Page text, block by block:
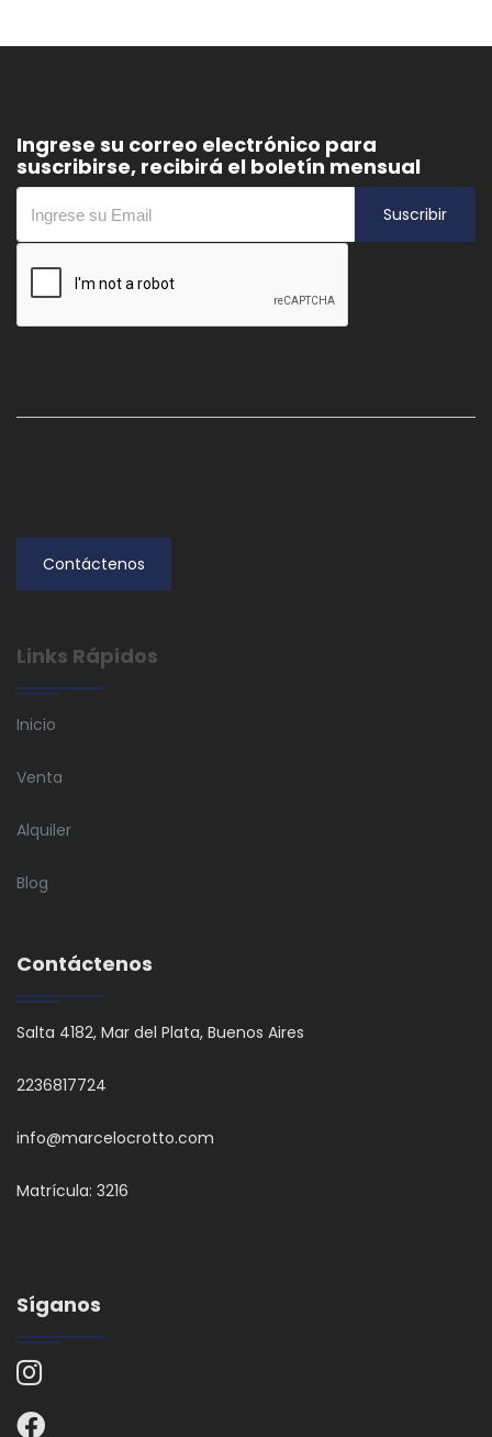
Ingrese su correo electrónico para
suscribirse, recibirá el boletín mensual
Suscribir
Contáctenos
Links Rápidos
Inicio
Venta
Alquiler
Blog
Contáctenos
Salta 4182, Mar del Plata, Buenos Aires
2236817724
info@marcelocrotto.com
Matrícula: 3216
Síganos